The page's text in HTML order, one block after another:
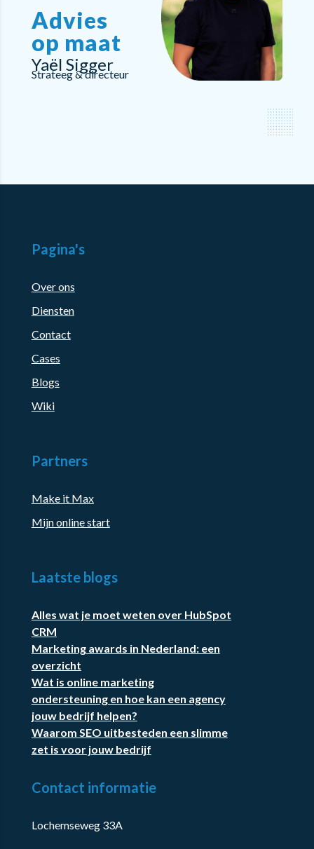
Advies
op maat
Yaël Sigger
Strateeg & directeur
Pagina's
Over ons
Diensten
Contact
Cases
Blogs
Wiki
Partners
Make it Max
Mijn online start
Laatste blogs
Alles wat je moet weten over HubSpot
CRM
Marketing awards in Nederland: een
overzicht
Wat is online marketing
ondersteuning en hoe kan een agency
jouw bedrijf helpen?
Waarom SEO uitbesteden een slimme
zet is voor jouw bedrijf
Contact informatie
Lochemseweg 33A